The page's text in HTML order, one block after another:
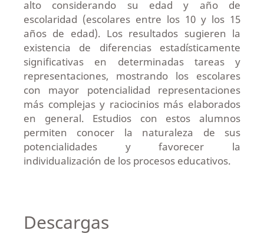
alto considerando su edad y año de
escolaridad (escolares entre los 10 y los 15
años de edad). Los resultados sugieren la
existencia de diferencias estadísticamente
significativas en determinadas tareas y
representaciones, mostrando los escolares
con mayor potencialidad representaciones
más complejas y raciocinios más elaborados
en general. Estudios con estos alumnos
permiten conocer la naturaleza de sus
potencialidades y favorecer la
individualización de los procesos educativos.
Descargas